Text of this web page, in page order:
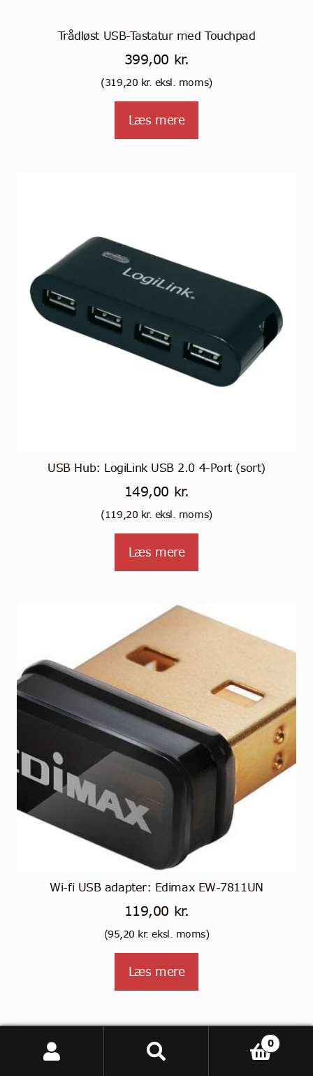
Trådløst USB-Tastatur med Touchpad
399,00 kr.
(319,20 kr. eksl. moms)
Læs mere
USB Hub: LogiLink USB 2.0 4-Port (sort)
149,00 kr.
(119,20 kr. eksl. moms)
Læs mere
Wi-fi USB adapter: Edimax EW-7811UN
119,00 kr.
(95,20 kr. eksl. moms)
Læs mere
0